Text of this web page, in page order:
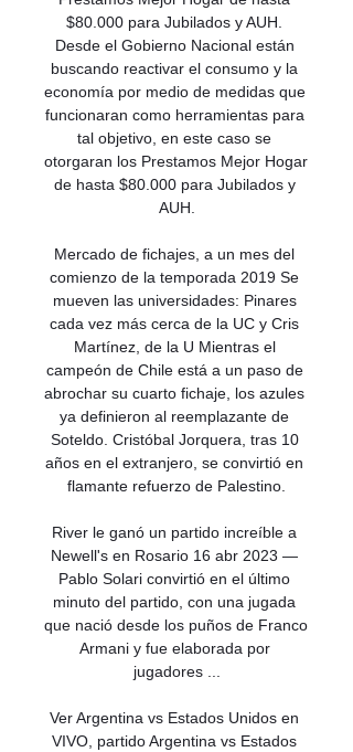
$80.000 para Jubilados y AUH.
Desde el Gobierno Nacional están
buscando reactivar el consumo y la
economía por medio de medidas que
funcionaran como herramientas para
tal objetivo, en este caso se
otorgaran los Prestamos Mejor Hogar
de hasta $80.000 para Jubilados y
AUH.
Mercado de fichajes, a un mes del
comienzo de la temporada 2019 Se
mueven las universidades: Pinares
cada vez más cerca de la UC y Cris
Martínez, de la U Mientras el
campeón de Chile está a un paso de
abrochar su cuarto fichaje, los azules
ya definieron al reemplazante de
Soteldo. Cristóbal Jorquera, tras 10
años en el extranjero, se convirtió en
flamante refuerzo de Palestino.
River le ganó un partido increíble a
Newell's en Rosario 16 abr 2023 —
Pablo Solari convirtió en el último
minuto del partido, con una jugada
que nació desde los puños de Franco
Armani y fue elaborada por
jugadores ...
Ver Argentina vs Estados Unidos en
VIVO, partido Argentina vs Estados